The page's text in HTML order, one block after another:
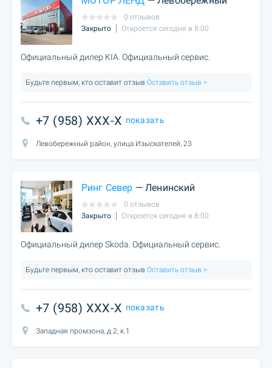
0 отзывов
Закрыто
Откроется сегодня в 8:00
Официальный дилер KIA. Официальный сервис.
Будьте первым, кто оставит отзыв Оставить отзыв >
+7 (958) XXX-X показать
Левобережный район, улица Изыскателей, 23
Ринг Север — Ленинский
0 отзывов
Закрыто
Откроется сегодня в 8:00
Официальный дилер Skoda. Официальный сервис.
Будьте первым, кто оставит отзыв Оставить отзыв >
+7 (958) XXX-X показать
Западная промзона, д.2, к.1